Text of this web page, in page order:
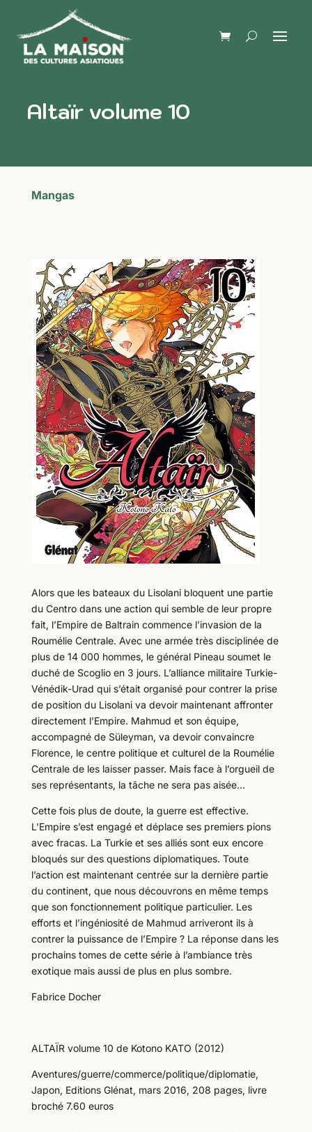
Altaïr volume 10
Mangas
Alors que les bateaux du Lisolani bloquent une partie
du Centro dans une action qui semble de leur propre
fait, l’Empire de Baltrain commence l’invasion de la
Roumélie Centrale. Avec une armée très disciplinée de
plus de 14 000 hommes, le général Pineau soumet le
duché de Scoglio en 3 jours. L’alliance militaire Turkie-
Vénédik-Urad qui s’était organisé pour contrer la prise
de position du Lisolani va devoir maintenant affronter
directement l’Empire. Mahmud et son équipe,
accompagné de Süleyman, va devoir convaincre
Florence, le centre politique et culturel de la Roumélie
Centrale de les laisser passer. Mais face à l’orgueil de
ses représentants, la tâche ne sera pas aisée…
Cette fois plus de doute, la guerre est effective.
L’Empire s’est engagé et déplace ses premiers pions
avec fracas. La Turkie et ses alliés sont eux encore
bloqués sur des questions diplomatiques. Toute
l’action est maintenant centrée sur la dernière partie
du continent, que nous découvrons en même temps
que son fonctionnement politique particulier. Les
efforts et l’ingéniosité de Mahmud arriveront ils à
contrer la puissance de l’Empire ? La réponse dans les
prochains tomes de cette série à l’ambiance très
exotique mais aussi de plus en plus sombre.
Fabrice Docher
ALTAÏR volume 10 de Kotono KATO (2012)
Aventures/guerre/commerce/politique/diplomatie,
Japon, Editions Glénat, mars 2016, 208 pages, livre
broché 7.60 euros